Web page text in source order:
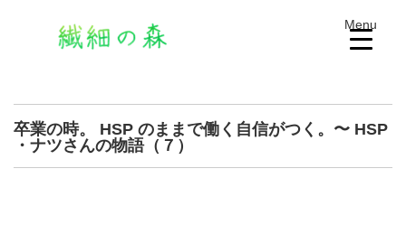
卒業の時。 HSP のままで働く自信がつく。〜 HSP
・ナツさんの物語（７）
Menu